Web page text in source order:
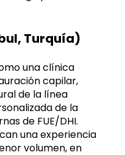
Turquía)
una clínica
capilar,
de la línea
de la
de FUE/DHI.
una experiencia
volumen, en